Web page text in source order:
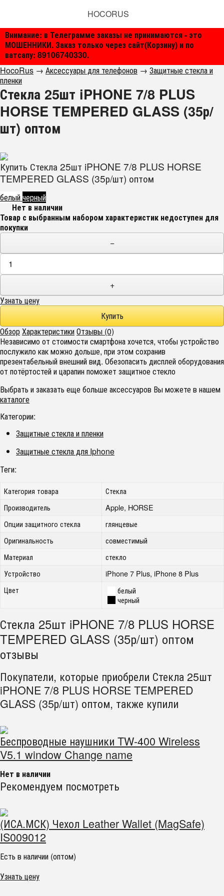
Внимание: в Телеграмме заказы не принимаются - это
МОШЕННИКИ. Заказ только через сайт(Корзину) и по
ватсапу: 89106740330.
HOCORUS
HocoRus → Аксессуары для телефонов → Защитные стекла и
пленки
Стекла 25шт iPHONE 7/8 PLUS
HORSE TEMPERED GLASS (35р/
шт) оптом
Купить Стекла 25шт iPHONE 7/8 PLUS HORSE
TEMPERED GLASS (35р/шт) оптом
белыйчерный
Нет в наличии
Товар с выбранным набором характеристик недоступен для
покупки
−
+
Узнать цену
ОбзорХарактеристикиОтзывы (0)
Независимо от стоимости смартфона хочется, чтобы устройство
послужило как можно дольше, при этом сохранив
презентабельный внешний вид. Обезопасить дисплей оборудования
от потёртостей и царапин поможет защитное стекло
Выбрать и заказать еще больше аксессуаров Вы можете в нашем
каталоге
Категории:
Защитные стекла и пленки
Защитные стекла для Iphone
Теги:
Категория товара
Стекла
Производитель
Apple, HORSE
Опции защитного стекла
глянцевые
Оригинальность
совместимый
Материал
стекло
Устройство
iPhone 7 Plus, iPhone 8 Plus
Цвет
белый
черный
Стекла 25шт iPHONE 7/8 PLUS HORSE
TEMPERED GLASS (35р/шт) оптом
отзывы
Покупатели, которые приобрели Стекла 25шт
iPHONE 7/8 PLUS HORSE TEMPERED
GLASS (35р/шт) оптом, также купили
Беспроводные наушники TW-400 Wireless
V5.1 window Change name
Нет в наличии
Рекомендуем посмотреть
(ИСА.МСК) Чехол Leather Wallet (MagSafe)
IS009012
Есть в наличии (оптом)
Узнать цену